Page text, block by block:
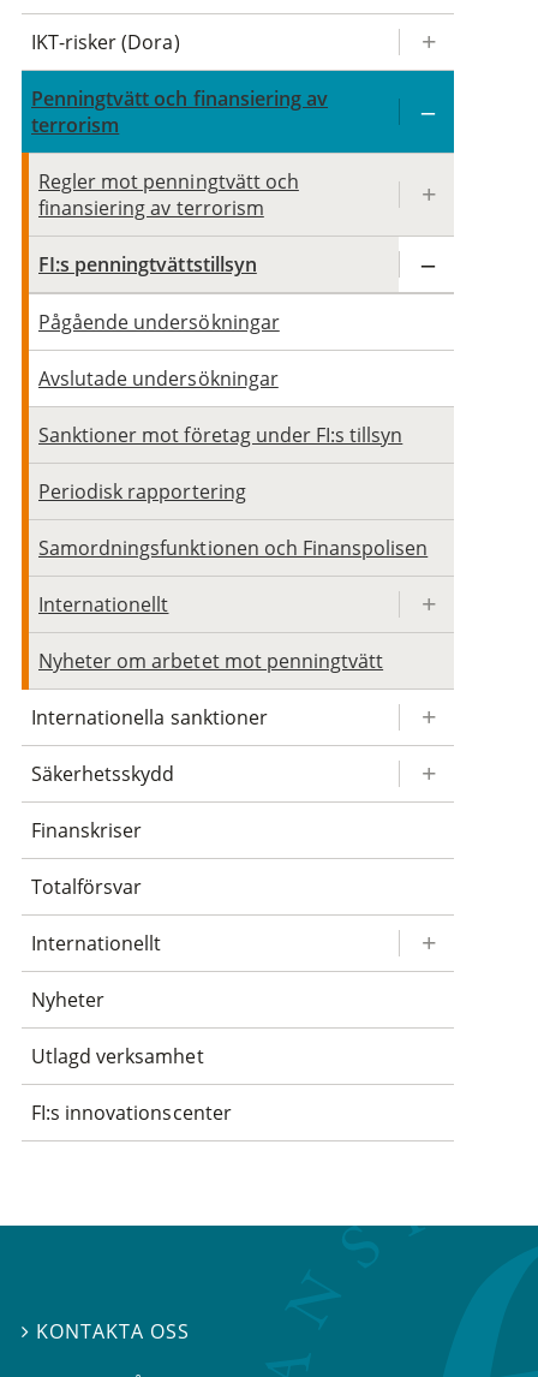
IKT-risker (Dora)
Penningtvätt och finansiering av
terrorism
Regler mot penningtvätt och
finansiering av terrorism
FI:s penningtvättstillsyn
Pågående undersökningar
Avslutade undersökningar
Sanktioner mot företag under FI:s tillsyn
Periodisk rapportering
Samordningsfunktionen och Finanspolisen
Internationellt
Nyheter om arbetet mot penningtvätt
Internationella sanktioner
Säkerhetsskydd
Finanskriser
Totalförsvar
Internationellt
Nyheter
Utlagd verksamhet
FI:s innovationscenter
 KONTAKTA OSS